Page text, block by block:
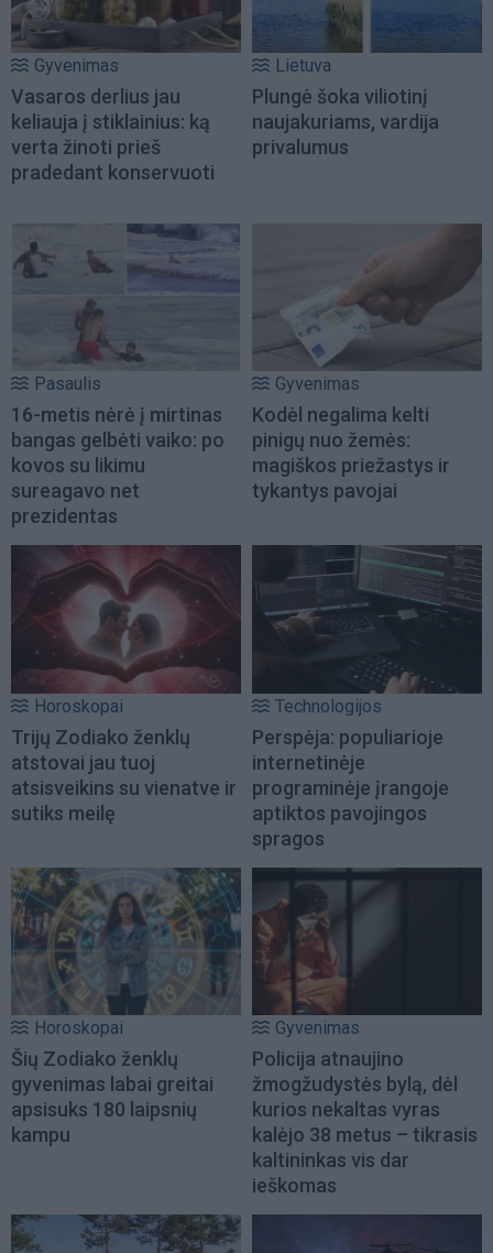
Gyvenimas
Vasaros derlius jau
keliauja į stiklainius: ką
verta žinoti prieš
pradedant konservuoti
Lietuva
Plungė šoka viliotinį
naujakuriams, vardija
privalumus
Pasaulis
16-metis nėrė į mirtinas
bangas gelbėti vaiko: po
kovos su likimu
sureagavo net
prezidentas
Gyvenimas
Kodėl negalima kelti
pinigų nuo žemės:
magiškos priežastys ir
tykantys pavojai
Horoskopai
Trijų Zodiako ženklų
atstovai jau tuoj
atsisveikins su vienatve ir
sutiks meilę
Technologijos
Perspėja: populiarioje
internetinėje
programinėje įrangoje
aptiktos pavojingos
spragos
Horoskopai
Šių Zodiako ženklų
gyvenimas labai greitai
apsisuks 180 laipsnių
kampu
Gyvenimas
Policija atnaujino
žmogžudystės bylą, dėl
kurios nekaltas vyras
kalėjo 38 metus – tikrasis
kaltininkas vis dar
ieškomas